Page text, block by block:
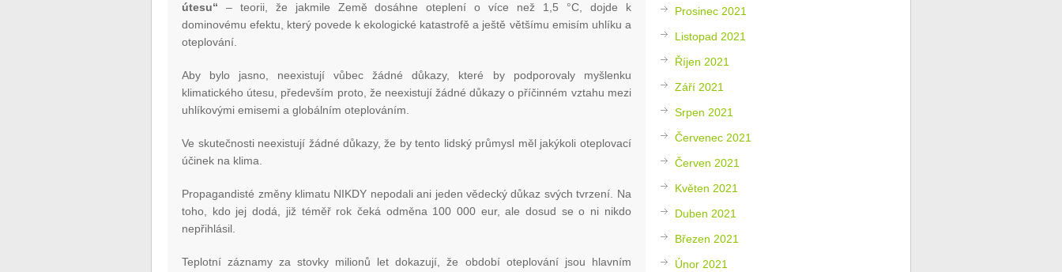
útesu“ – teorii, že jakmile Země dosáhne oteplení o více než 1,5 °C, dojde k
dominovému efektu, který povede k ekologické katastrofě a ještě většímu emisím uhlíku a
oteplování.
Aby bylo jasno, neexistují vůbec žádné důkazy, které by podporovaly myšlenku
klimatického útesu, především proto, že neexistují žádné důkazy o příčinném vztahu mezi
uhlíkovými emisemi a globálním oteplováním.
Ve skutečnosti neexistují žádné důkazy, že by tento lidský průmysl měl jakýkoli oteplovací
účinek na klima.
Propagandisté změny klimatu NIKDY nepodali ani jeden vědecký důkaz svých tvrzení. Na
toho, kdo jej dodá, již téměř rok čeká odměna 100 000 eur, ale dosud se o ni nikdo
nepřihlásil.
Teplotní záznamy za stovky milionů let dokazují, že období oteplování jsou hlavním
Prosinec 2021
Listopad 2021
Říjen 2021
Září 2021
Srpen 2021
Červenec 2021
Červen 2021
Květen 2021
Duben 2021
Březen 2021
Únor 2021